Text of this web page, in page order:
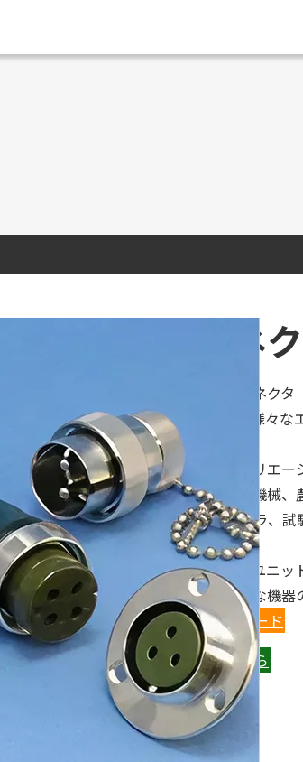
丸型コネ
堅牢な丸型メタルコネク
防爆コネクタなど、様々な
開しております。
七星オリジナルのバリエー
置、建設機械、工作機械、
FA機器、通信インフラ、
活躍しております。
コネクタがもたらすユニ
の安全性向上が様々な機器
技術資料をダウンロード
お問い合わせはこちら